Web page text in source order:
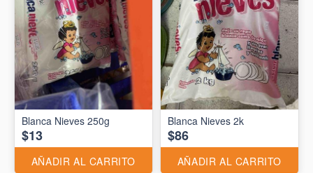
Blanca Nieves 250g
$13
AÑADIR AL CARRITO
Blanca Nieves 2k
$86
AÑADIR AL CARRITO